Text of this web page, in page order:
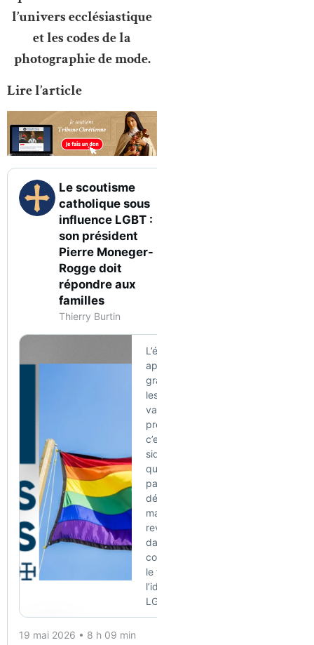
l’univers ecclésiastique
et les codes de la
photographie de mode.
Lire l’article